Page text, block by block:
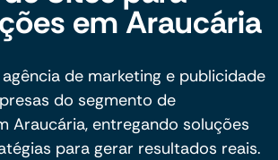
em Araucária
de marketing e publicidade
do segmento de
Araucária, entregando soluções
para gerar resultados reais.